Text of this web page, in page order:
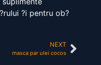
?i pentru ob?
NEXT
masca par ulei cocos